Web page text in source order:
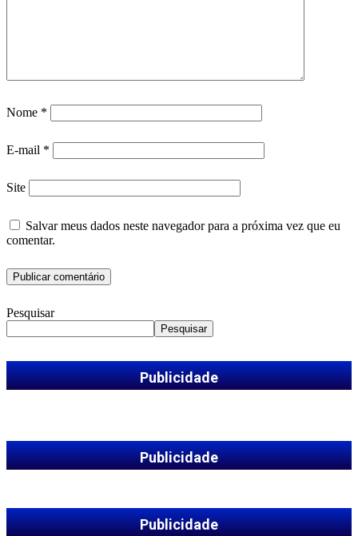
Nome *
E-mail *
Site
Salvar meus dados neste navegador para a próxima vez que eu
comentar.
Pesquisar
Pesquisar
Publicidade
Publicidade
Publicidade